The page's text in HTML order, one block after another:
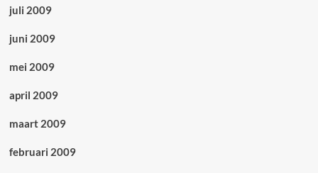
juli 2009
juni 2009
mei 2009
april 2009
maart 2009
februari 2009